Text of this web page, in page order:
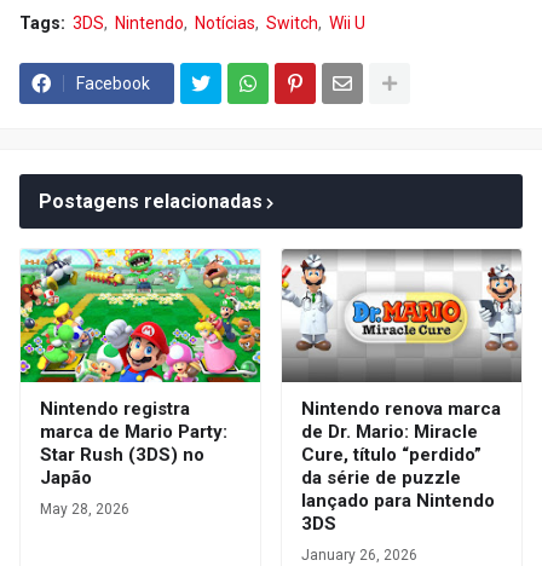
Tags: 3DS Nintendo Notícias Switch Wii U
Facebook
Postagens relacionadas
Nintendo registra
marca de Mario Party:
Star Rush (3DS) no
Japão
May 28, 2026
Nintendo renova marca
de Dr. Mario: Miracle
Cure, título “perdido”
da série de puzzle
lançado para Nintendo
3DS
January 26, 2026